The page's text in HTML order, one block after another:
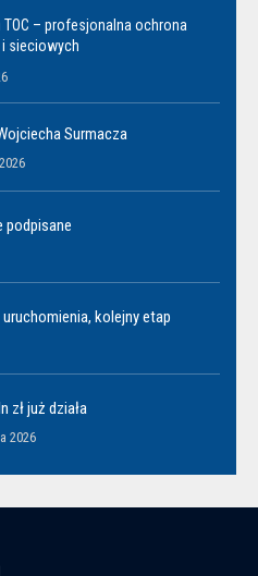
– profesjonalna ochrona
sieciowych
Surmacza
podpisane
kolejny etap
zł już działa
2026